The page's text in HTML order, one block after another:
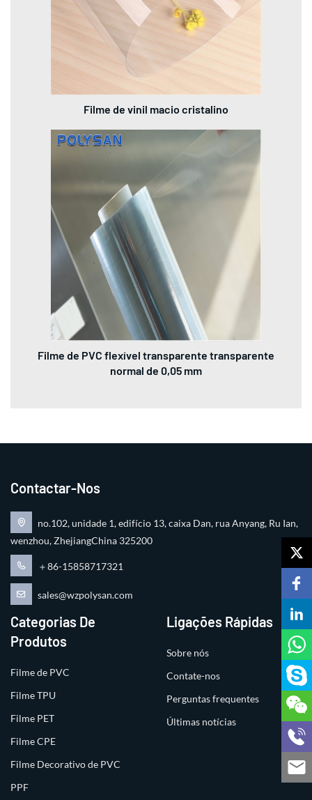
Filme de vinil macio cristalino
Filme de PVC flexível transparente transparente
normal de 0,05 mm
Contactar-Nos
no.102, unidade 1, edifício 13, caixa Dan, rua Anyang, Ru Ian,
wenzhou, ZhejiangChina 325200
＋86-15858717321
sales@wzpolysan.com
Categorias De
Produtos
Filme de PVC
Filme TPU
Filme PET
Filme CPE
Filme Decorativo de PVC
PPF
Ligações Rápidas
Sobre nós
Contate-nos
Perguntas frequentes
Últimas notícias